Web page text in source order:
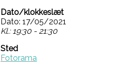
Dato/klokkeslæt
Dato: 17/05/2021
Kl.: 19:30 - 21:30
Sted
Fotorama